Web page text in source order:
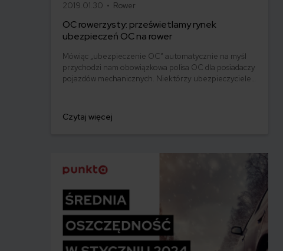
2019.01.30 • Rower
OC rowerzysty: prześwietlamy rynek
ubezpieczeń OC na rower
Mówiąc „ubezpieczenie OC” automatycznie na myśl
przychodzi nam obowiązkowa polisa OC dla posiadaczy
pojazdów mechanicznych. Niektórzy ubezpieczyciele
nadal jest rzadkością, jest ono kwestią wartą
przemyślenia. Prześwietlamy ofertę ubezpieczeń OC
Czytaj więcej